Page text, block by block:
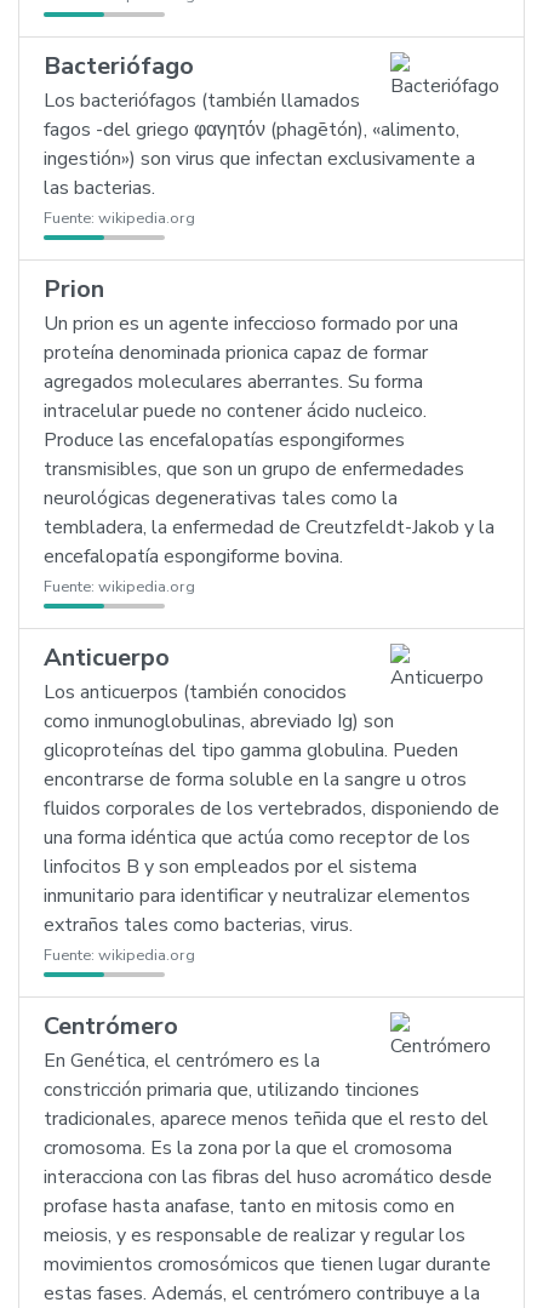
Bacteriófago
Los bacteriófagos (también llamados
fagos -del griego φαγητόν (phagētón), «alimento,
ingestión») son virus que infectan exclusivamente a
las bacterias.
Fuente: wikipedia.org
Prion
Un prion es un agente infeccioso formado por una
proteína denominada prionica capaz de formar
agregados moleculares aberrantes. Su forma
intracelular puede no contener ácido nucleico.
Produce las encefalopatías espongiformes
transmisibles, que son un grupo de enfermedades
neurológicas degenerativas tales como la
tembladera, la enfermedad de Creutzfeldt-Jakob y la
encefalopatía espongiforme bovina.
Fuente: wikipedia.org
Anticuerpo
Los anticuerpos (también conocidos
como inmunoglobulinas, abreviado Ig) son
glicoproteínas del tipo gamma globulina. Pueden
encontrarse de forma soluble en la sangre u otros
fluidos corporales de los vertebrados, disponiendo de
una forma idéntica que actúa como receptor de los
linfocitos B y son empleados por el sistema
inmunitario para identificar y neutralizar elementos
extraños tales como bacterias, virus.
Fuente: wikipedia.org
Centrómero
En Genética, el centrómero es la
constricción primaria que, utilizando tinciones
tradicionales, aparece menos teñida que el resto del
cromosoma. Es la zona por la que el cromosoma
interacciona con las fibras del huso acromático desde
profase hasta anafase, tanto en mitosis como en
meiosis, y es responsable de realizar y regular los
movimientos cromosómicos que tienen lugar durante
estas fases. Además, el centrómero contribuye a la